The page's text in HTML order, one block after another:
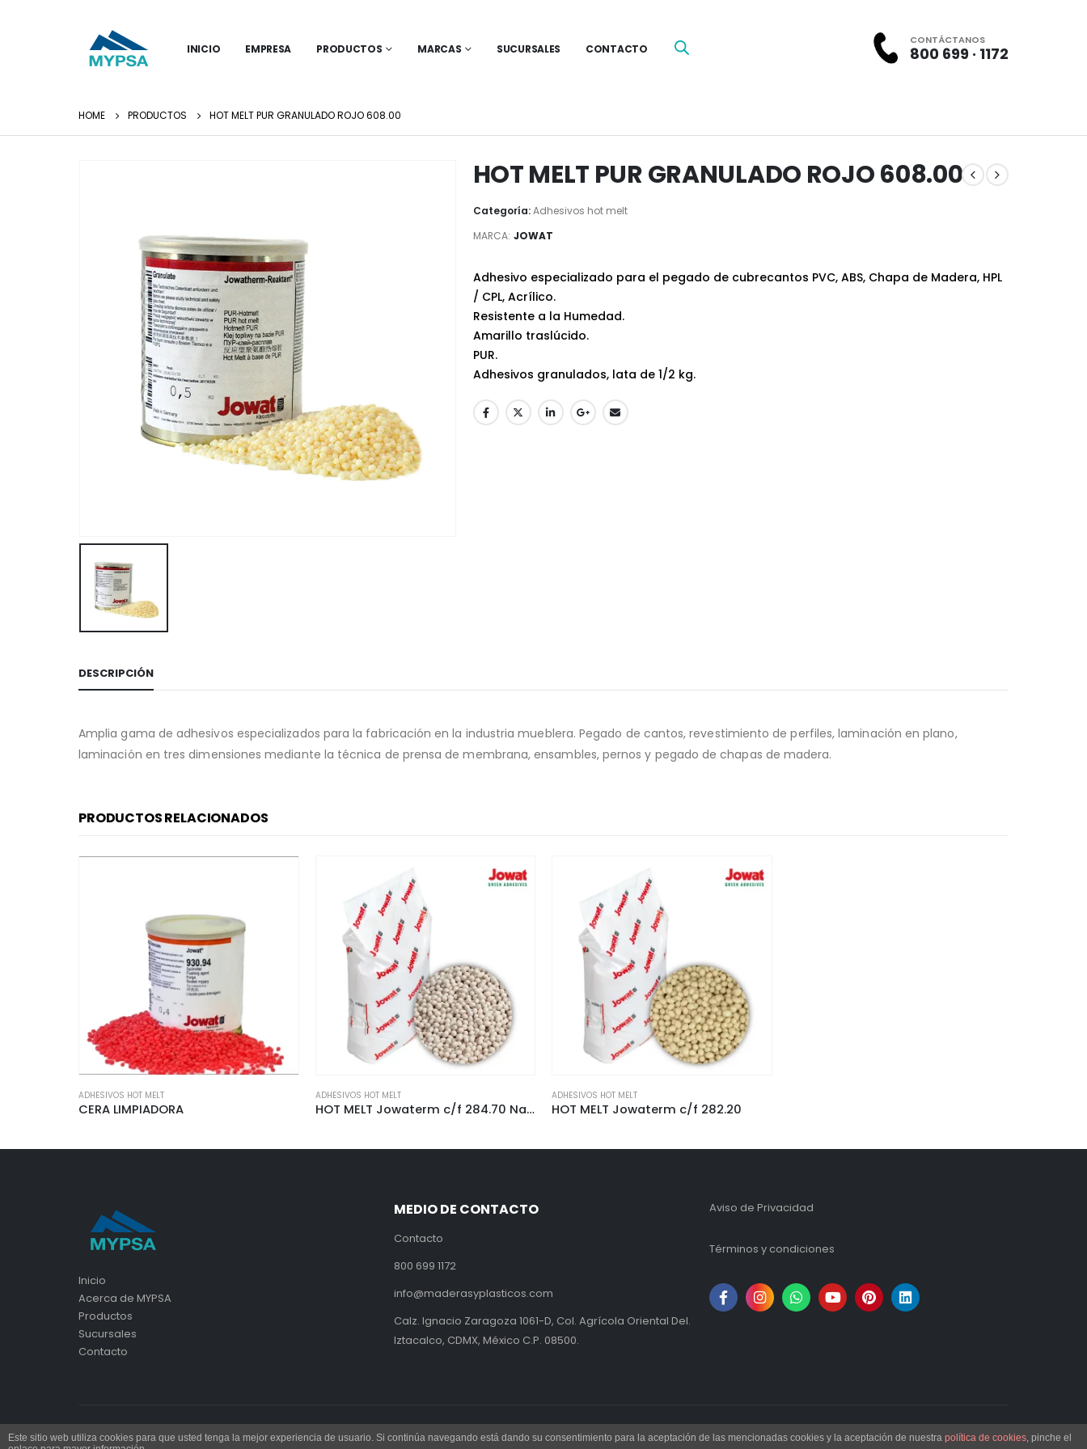
INICIO EMPRESA PRODUCTOS MARCAS SUCURSALES CONTACTO
CONTÁCTANOS
800 699 · 1172
HOME PRODUCTOS HOT MELT PUR GRANULADO ROJO 608.00
HOT MELT PUR GRANULADO ROJO 608.00
Categoría:Adhesivos hot melt
MARCA: JOWAT
Adhesivo especializado para el pegado de cubrecantos PVC, ABS, Chapa de Madera, HPL
/ CPL, Acrílico.
Resistente a la Humedad.
Amarillo traslúcido.
PUR.
Adhesivos granulados, lata de 1/2 kg.
DESCRIPCIÓN
Amplia gama de adhesivos especializados para la fabricación en la industria mueblera. Pegado de cantos, revestimiento de perfiles, laminación en plano,
laminación en tres dimensiones mediante la técnica de prensa de membrana, ensambles, pernos y pegado de chapas de madera.
PRODUCTOS RELACIONADOS
ADHESIVOS HOT MELT
CERA LIMPIADORA
ADHESIVOS HOT MELT
HOT MELT Jowaterm c/f 284.70 Natural
ADHESIVOS HOT MELT
HOT MELT Jowaterm c/f 282.20
Inicio
Acerca de MYPSA
Productos
Sucursales
Contacto
MEDIO DE CONTACTO
Contacto
800 699 1172
info@maderasyplasticos.com
Calz. Ignacio Zaragoza 1061-D, Col. Agrícola Oriental Del.
Iztacalco, CDMX, México C.P. 08500.
Aviso de Privacidad
Términos y condiciones
© Maderas y Plásticos S.A. de C.V. | MYPSA 2024. Todos los derechos reservados.
Este sitio web utiliza cookies para que usted tenga la mejor experiencia de usuario. Si continúa navegando está dando su consentimiento para la aceptación de las mencionadas cookies y la aceptación de nuestra política de cookies, pinche el